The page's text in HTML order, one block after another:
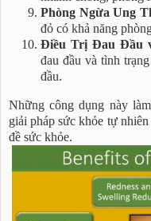
Phòng Ngừa Ung
đỏ có khả năng
Điều Trị Đau Đầu
đau đầu và tình
đầu.
Những công dụng này
giải pháp sức khỏe tự
đề sức khỏe.